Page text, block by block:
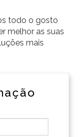
todo o gosto
melhor as suas
mais